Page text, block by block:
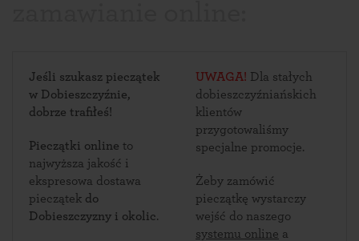
Jeśli szukasz pieczątek
w Dobieszczyźnie,
dobrze trafiłeś!
Pieczątki online to
najwyższa jakość i
ekspresowa dostawa
pieczątek do
Dobieszczyzny i okolic.
UWAGA! Dla stałych
dobieszczyźniańskich
klientów
przygotowaliśmy
specjalne promocje.
Żeby zamówić
pieczątkę wystarczy
wejść do naszego
systemu online a